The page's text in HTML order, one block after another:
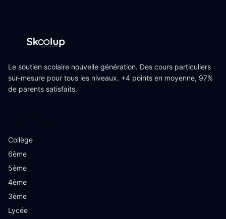
Le soutien scolaire nouvelle génération. Des cours particuliers
sur-mesure pour tous les niveaux. +4 points en moyenne, 97%
de parents satisfaits.
Collège
6ème
5ème
4ème
3ème
Lycée